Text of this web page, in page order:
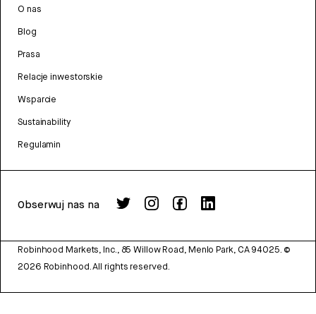
O nas
Blog
Prasa
Relacje inwestorskie
Wsparcie
Sustainability
Regulamin
Obserwuj nas na
Robinhood Markets, Inc., 85 Willow Road, Menlo Park, CA 94025. ©
2026 Robinhood. All rights reserved.